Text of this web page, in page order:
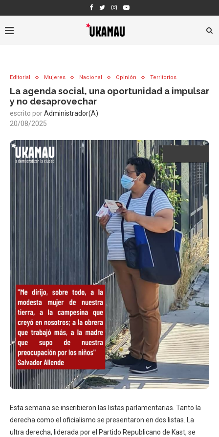
Editorial Mujeres Nacional Opinión Territorios
La agenda social, una oportunidad a impulsar
y no desaprovechar
escrito porAdministrador(a)
20/08/2025
Esta semana se inscribieron las listas parlamentarias. Tanto la
derecha como el oficialismo se presentaron en dos listas. La
ultra derecha, liderada por el Partido Republicano de Kast, se